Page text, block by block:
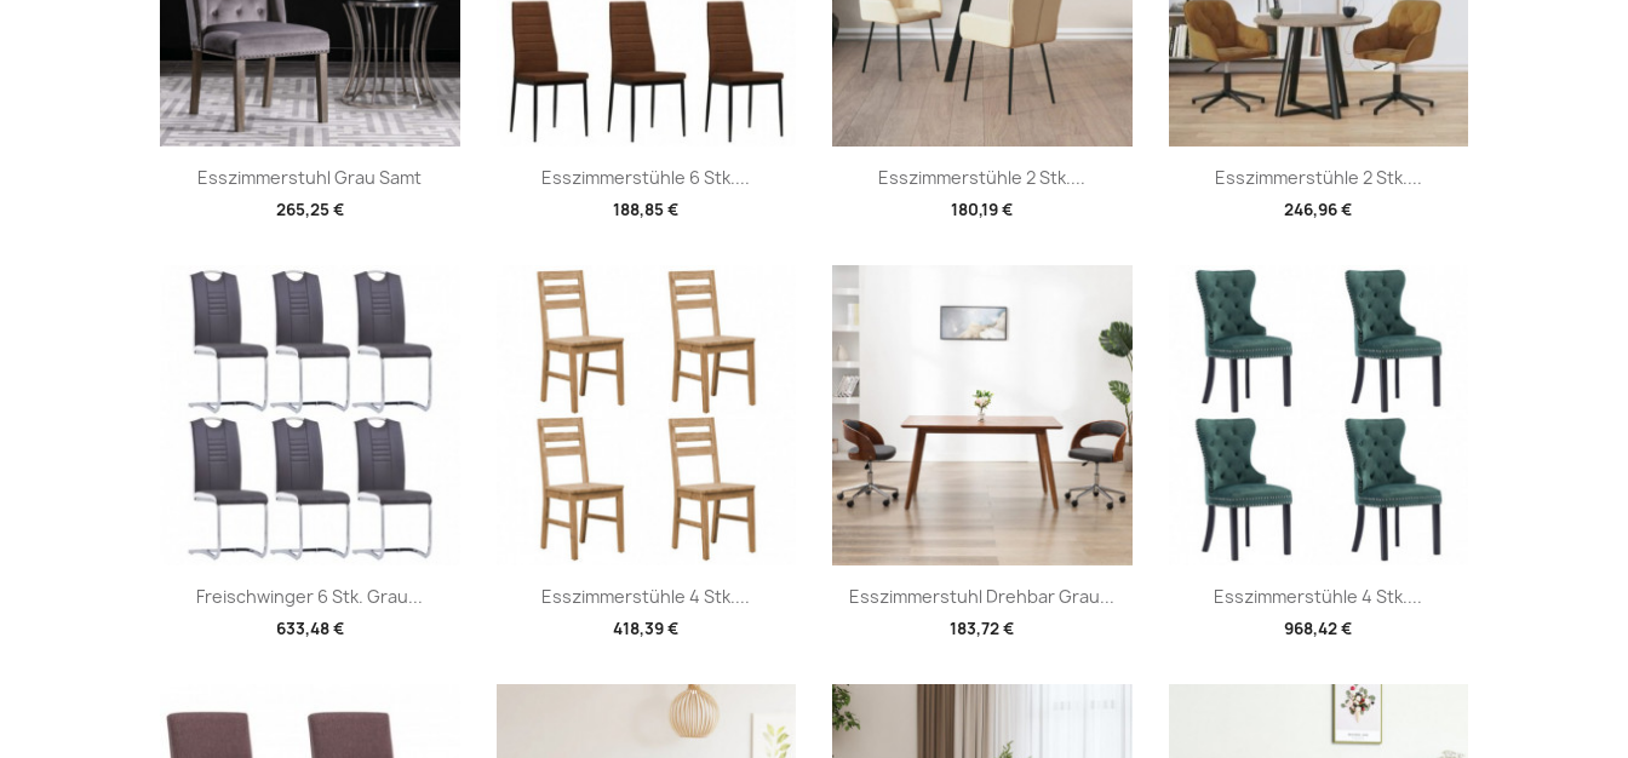
Esszimmerstuhl Grau Samt
265,25 €
Vorschau Esszimmerstühle 6 Stk....
188,85 €
Vorschau Esszimmerstühle 2 Stk....
180,19 €
Vorschau Esszimmerstühle 2 Stk....
246,96 €
Vorschau
Freischwinger 6 Stk. Grau...
633,48 €
Vorschau Esszimmerstühle 4 Stk....
418,39 €
Vorschau Esszimmerstuhl Drehbar Grau...
183,72 €
Vorschau Esszimmerstühle 4 Stk....
968,42 €
Vorschau